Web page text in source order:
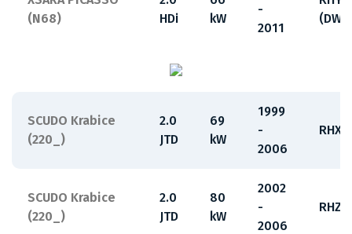
(N68)
HDi
kW
-
2011
SCUDO Krabice
(220_)
2.0
JTD
69
kW
1999
-
2006
RHX
SCUDO Krabice
(220_)
2.0
JTD
80
kW
2002
-
2006
RHZ